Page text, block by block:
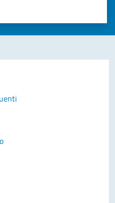
(da 1 a 5 stelle)
per valutare la chiarezza delle
su 5
5